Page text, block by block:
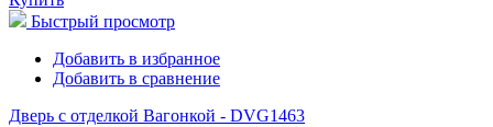
Быстрый просмотр
Добавить в избранное
Добавить в сравнение
Дверь с отделкой Вагонкой - DVG1463